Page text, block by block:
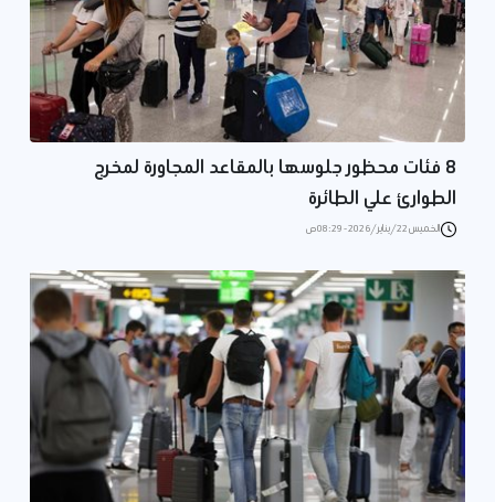
8 فئات محظور جلوسها بالمقاعد المجاورة لمخرج
الطوارئ علي الطائرة
الخميس 22/يناير/2026 - 08:29 ص